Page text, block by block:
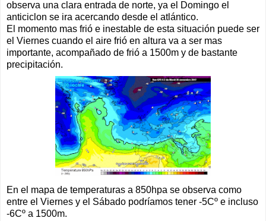
observa una clara entrada de norte, ya el Domingo el
anticiclon se ira acercando desde el atlántico.
El momento mas frió e inestable de esta situación puede ser
el Viernes cuando el aire frió en altura va a ser mas
importante, acompañado de frió a 1500m y de bastante
precipitación.
En el mapa de temperaturas a 850hpa se observa como
entre el Viernes y el Sábado podríamos tener -5Cº e incluso
-6Cº a 1500m.